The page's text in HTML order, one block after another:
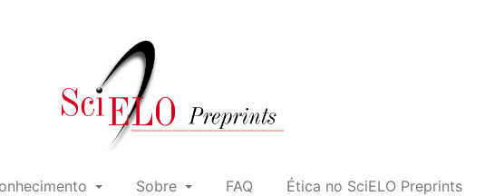
Sobre FAQ Ética no SciELO Preprints